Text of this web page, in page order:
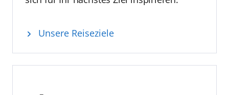
Unsere Reiseziele